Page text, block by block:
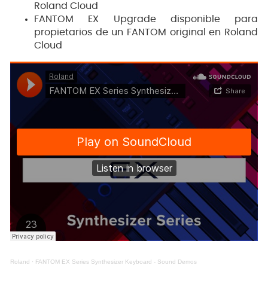
Roland Cloud
FANTOM EX Upgrade disponible para
propietarios de un FANTOM original en Roland
Cloud
Roland · FANTOM EX Series Synthesizer Keyboard - Sound Demos